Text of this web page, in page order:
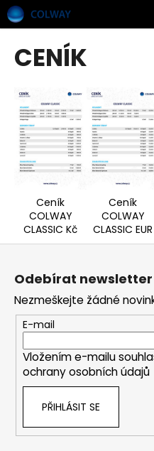
Přejít
na
obsah
CENÍK
Ceník
COLWAY
CLASSIC Kč
Ceník
COLWAY
CLASSIC EUR
K
o
o
p
o
t
ř
u
j
t
e
n
a
Z
Odebírat newsletter
Nezmeškejte žádné
E-mail
Vložením e-mailu
ochrany osobních údajů
PŘIHLÁSIT SE